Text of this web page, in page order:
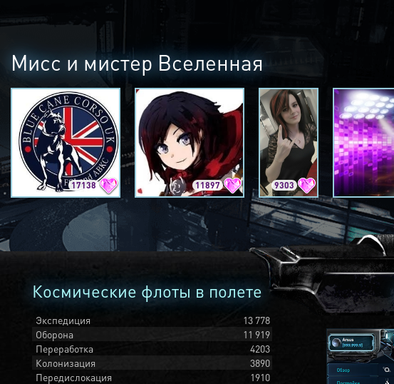
Мисс и мистер Вселенная
17138 11897 9303
Космические флоты в полете
Экспедиция
13 778
Оборона
11 919
Переработка
4203
Колонизация
3890
Передислокация
1910